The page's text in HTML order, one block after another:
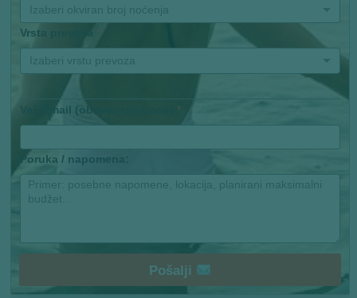
Izaberi okviran broj noćenja
Vrsta prevoza
Izaberi vrstu prevoza
Vaš Email (obaveznan unos) *
Poruka / napomena:
Pošalji